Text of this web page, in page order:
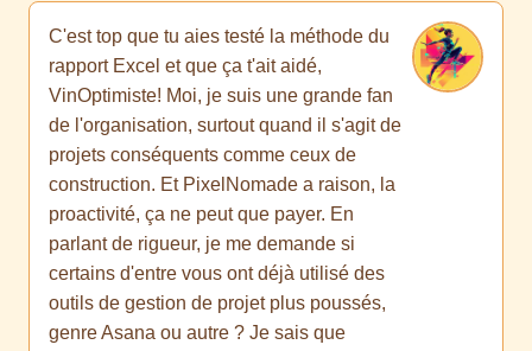
C'est top que tu aies testé la méthode du
rapport Excel et que ça t'ait aidé,
VinOptimiste! Moi, je suis une grande fan
de l'organisation, surtout quand il s'agit de
projets conséquents comme ceux de
construction. Et PixelNomade a raison, la
proactivité, ça ne peut que payer. En
parlant de rigueur, je me demande si
certains d'entre vous ont déjà utilisé des
outils de gestion de projet plus poussés,
genre Asana ou autre ? Je sais que